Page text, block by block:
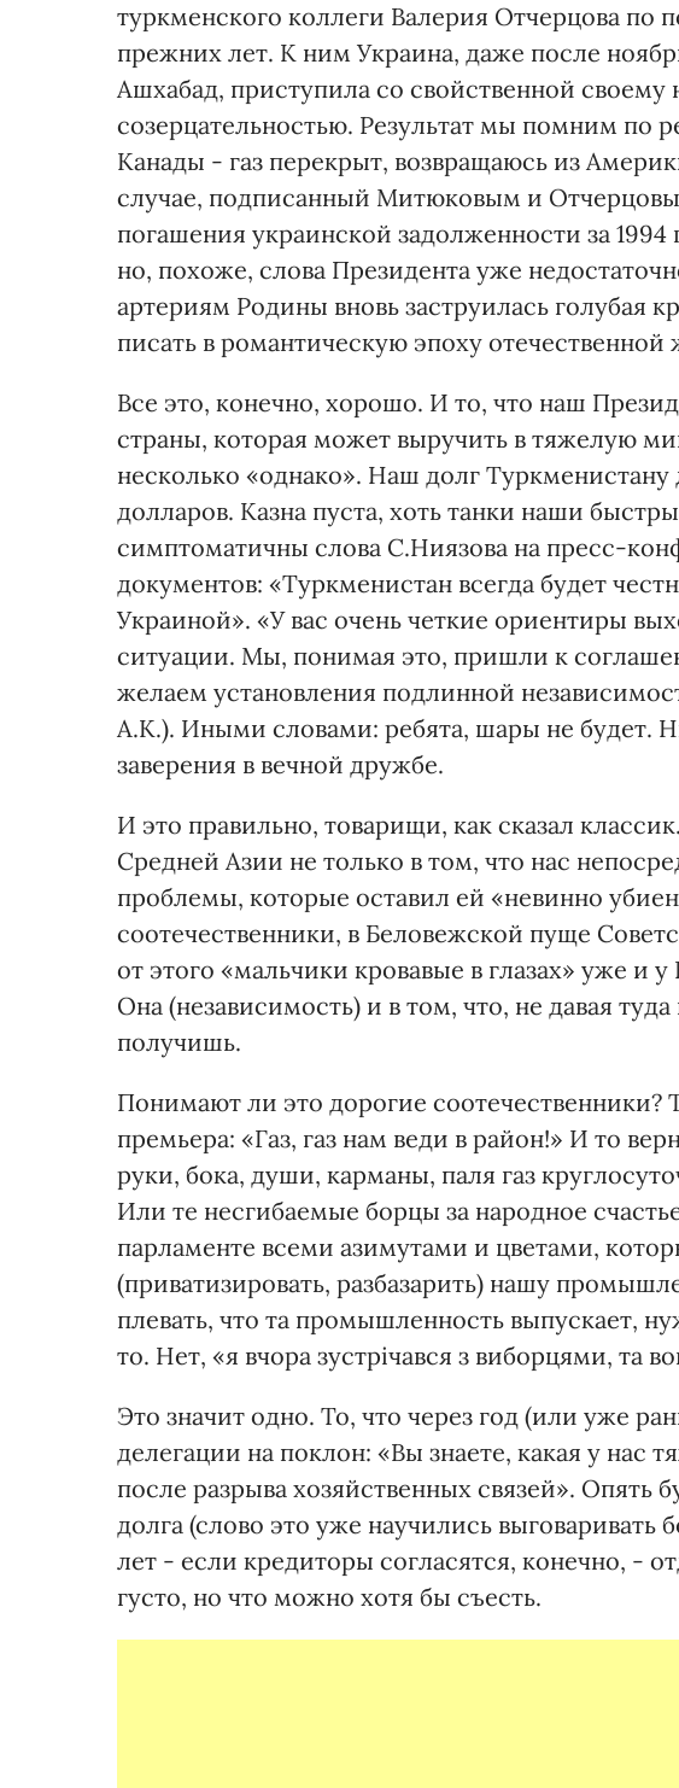
туркменского коллеги Валерия Отчерцова по
прежних лет. К ним Украина, даже после
Ашхабад, приступила со свойственной своему
созерцательностью. Результат мы помним по
Канады - газ перекрыт, возвращаюсь из
случае, подписанный Митюковым и
погашения украинской задолженности за
но, похоже, слова Президента уже
артериям Родины вновь заструилась голубая
писать в романтическую эпоху
Все это, конечно, хорошо. И то, что наш
страны, которая может выручить в тяжелую
несколько «однако». Наш долг
долларов. Казна пуста, хоть танки наши
симптоматичны слова С.Ниязова на пресс-
документов: «Туркменистан всегда будет
Украиной». «У вас очень четкие ориентиры
ситуации. Мы, понимая это, пришли к
желаем установления подлинной
А.К.). Иными словами: ребята, шары не будет.
заверения в вечной дружбе.
И это правильно, товарищи, как сказал
Средней Азии не только в том, что нас
проблемы, которые оставил ей «невинно
соотечественники, в Беловежской пуще
от этого «мальчики кровавые в глазах» уже и
Она (независимость) и в том, что, не давая
получишь.
Понимают ли это дорогие соотечественники?
премьера: «Газ, газ нам веди в район!» И то
руки, бока, души, карманы, паля газ
Или те несгибаемые борцы за народное
парламенте всеми азимутами и цветами,
(приватизировать, разбазарить) нашу
плевать, что та промышленность выпускает,
то. Нет, «я вчора зустрiчався з виборцями, та
Это значит одно. То, что через год (или уже
делегации на поклон: «Вы знаете, какая у нас
после разрыва хозяйственных связей». Опять
долга (слово это уже научились выговаривать
лет - если кредиторы согласятся, конечно, -
густо, но что можно хотя бы съесть.